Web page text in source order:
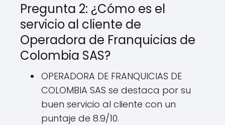
Pregunta 2: ¿Cómo es el
servicio al cliente de
Operadora de Franquicias de
Colombia SAS?
OPERADORA DE FRANQUICIAS DE
COLOMBIA SAS se destaca por su
buen servicio al cliente con un
puntaje de 8.9/10.